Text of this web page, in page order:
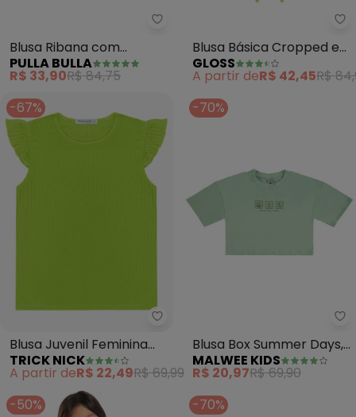
Pulla Bulla - Blusa Ribana com
Blusa Ribana com
Elastano Leve (Verde)
PULLA BULLA
R$ 33,90R$ 84,75
Blusa Básica Cropped em
Ribana (Verde)
GLOSS
A partir deR$ 42,45R$
-67%
Trick Nick - Blusa Juvenil
Blusa Juvenil Feminina
Ribana (Verde)
TRICK NICK
A partir deR$ 22,49R$ 69,99
-70%
Blusa Box Summer Days,
Please! Teen (Verde
Menta)
MALWEE KIDS
R$ 20,97R$ 69,90
-50%
-70%